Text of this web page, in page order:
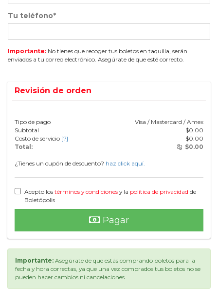
Tu teléfono*
Importante: No tienes que recoger tus boletos en taquilla, serán
enviados a tu correo electrónico. Asegúrate de que esté correcto.
Revisión de orden
Tipo de pago
Visa / Mastercard / Amex
Subtotal
$0.00
Costo de servicio [?] $0.00
Total:
$0.00
¿Tienes un cupón de descuento? haz click aquí.
Acepto los términos y condiciones y la política de privacidad de
Boletópolis
Pagar
Importante: Asegúrate de que estás comprando boletos para la
fecha y hora correctas, ya que una vez comprados tus boletos no se
pueden hacer cambios ni cancelaciones.